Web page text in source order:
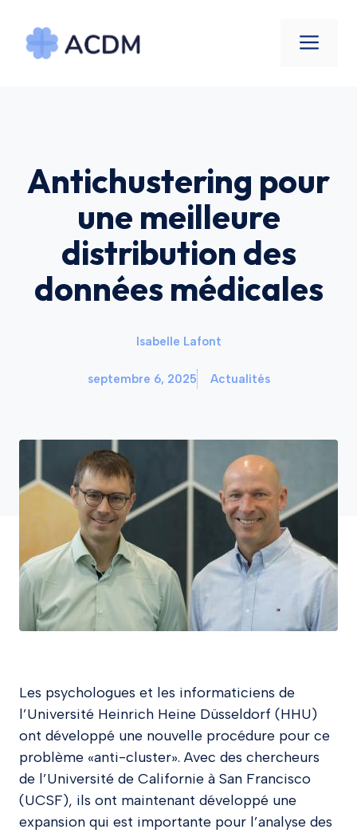
contenu
Antichustering pour
une meilleure
distribution des
données médicales
Isabelle Lafont
septembre 6, 2025 Actualités
Les psychologues et les informaticiens de
l’Université Heinrich Heine Düsseldorf (HHU)
ont développé une nouvelle procédure pour ce
problème «anti-cluster». Avec des chercheurs
de l’Université de Californie à San Francisco
(UCSF), ils ont maintenant développé une
expansion qui est importante pour l’analyse des